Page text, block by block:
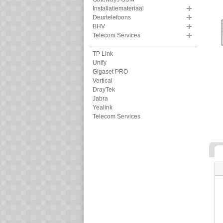
Installatiemateriaal
Deurtelefoons
BHV
Telecom Services
TP Link
Unify
Gigaset PRO
Vertical
DrayTek
Jabra
Yealink
Telecom Services